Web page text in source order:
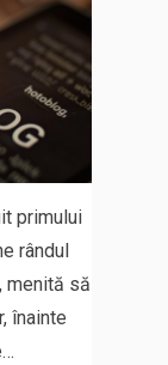
primului
rândul
menită să
înainte